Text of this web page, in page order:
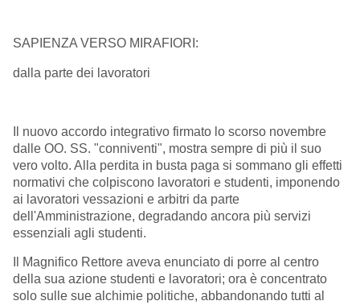
SAPIENZA VERSO MIRAFIORI:
dalla parte dei lavoratori
Il nuovo accordo integrativo firmato lo scorso novembre
dalle OO. SS. "conniventi", mostra sempre di più il suo
vero volto. Alla perdita in busta paga si sommano gli effetti
normativi che colpiscono lavoratori e studenti, imponendo
ai lavoratori vessazioni e arbitri da parte
dell'Amministrazione, degradando ancora più servizi
essenziali agli studenti.
Il Magnifico Rettore aveva enunciato di porre al centro
della sua azione studenti e lavoratori; ora è concentrato
solo sulle sue alchimie politiche, abbandonando tutti al